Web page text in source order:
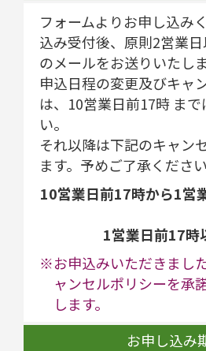
フォームよりお申し込み
込み受付後、原則2営業
のメールをお送りいたしま
申込日程の変更及びキャ
は、10営業日前17時 ま
い。
それ以降は下記のキャン
ます。予めご了承ください
10営業日前17時から1営
1営業日前17時
※お申込みいただきまし
ャンセルポリシーを承
します。
お申し込み